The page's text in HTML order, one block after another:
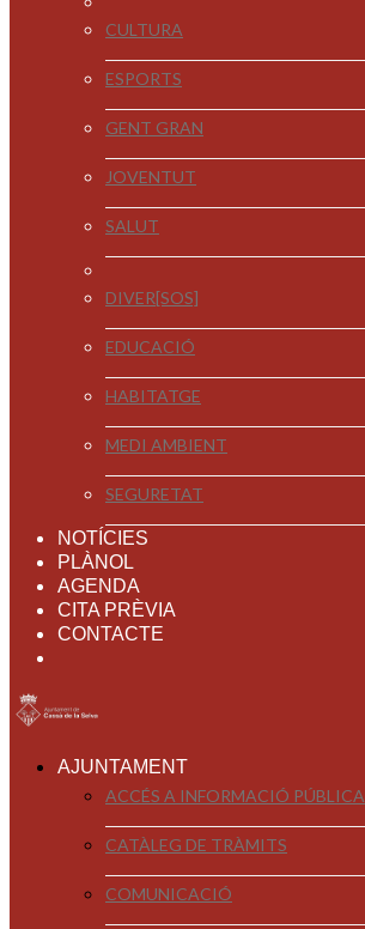
CULTURA
ESPORTS
GENT GRAN
JOVENTUT
SALUT
DIVER[SOS]
EDUCACIÓ
HABITATGE
MEDI AMBIENT
SEGURETAT
NOTÍCIES
PLÀNOL
AGENDA
CITA PRÈVIA
CONTACTE
AJUNTAMENT
ACCÉS A INFORMACIÓ PÚBLICA
CATÀLEG DE TRÀMITS
COMUNICACIÓ